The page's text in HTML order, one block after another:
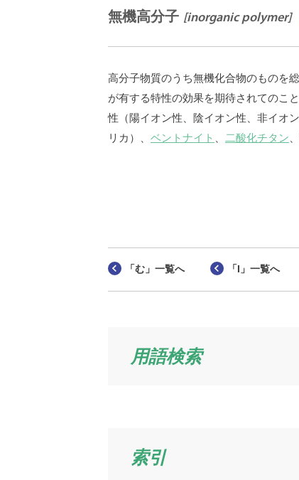
無機高分子 [inorganic polymer]
高分子物質のうち無機化合物のものを
が有する特性の効果を期待されてのこ
性（陽イオン性、陰イオン性、非イオ
リカ）、 ベントナイト 二酸化チタン
「む」一覧へ 「I」一覧へ
用語検索
索引